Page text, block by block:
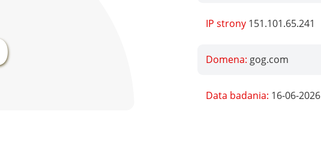
IP strony 151.101.65.241
Domena: gog.com
Data badania: 16-06-2026